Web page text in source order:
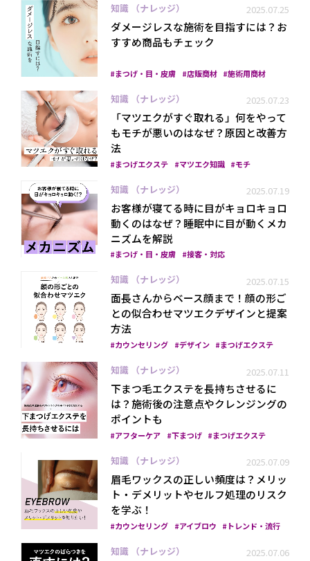
知識 （ナレッジ） 2025.07.25
ダメージレスな施術を目指すには？お
すすめ商品もチェック
まつげ・目・皮膚 店販商材 施術用商材
知識 （ナレッジ） 2025.07.23
「マツエクがすぐ取れる」何をやって
もモチが悪いのはなぜ？原因と改善方
法
まつげエクステ マツエク知識 モチ
知識 （ナレッジ） 2025.07.19
お客様が寝てる時に目がキョロキョロ
動くのはなぜ？睡眠中に目が動くメカ
ニズムを解説
まつげ・目・皮膚 接客・対応
知識 （ナレッジ） 2025.07.15
面長さんからベース顔まで！顔の形ご
との似合わせマツエクデザインと提案
方法
カウンセリング デザイン まつげエクステ
知識 （ナレッジ） 2025.07.11
下まつ毛エクステを長持ちさせるに
は？施術後の注意点やクレンジングの
ポイントも
アフターケア 下まつげ まつげエクステ
知識 （ナレッジ） 2025.07.09
眉毛ワックスの正しい頻度は？メリッ
ト・デメリットやセルフ処理のリスク
を学ぶ！
カウンセリング アイブロウ トレンド・流行
知識 （ナレッジ） 2025.07.06